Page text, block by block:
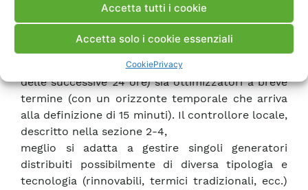
Accetta tutti i cookie
Accetta solo i cookie essenziali
CookiePrivacy
sottocapitoli riportano e commentano alcuni
schemi di principio per un controllore centrale
(intesi come l’ottimizzazione al giorno prima
delle successive 24 ore) sia ottimizzatori a breve
termine (con un orizzonte temporale che arriva
alla definizione di 15 minuti). Il controllore locale,
descritto nella sezione 2-4,
meglio si adatta a gestire singoli generatori
distribuiti possibilmente di diversa tipologia e
tecnologia (rinnovabili, termici tradizionali, ecc.)